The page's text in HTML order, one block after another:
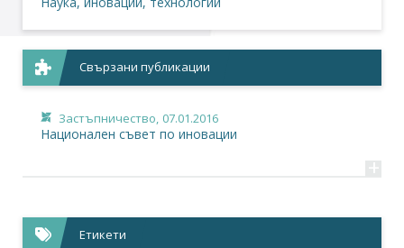
Свързани публикации
Застъпничество, 07.01.2016
Национален съвет по иновации
+
Етикети